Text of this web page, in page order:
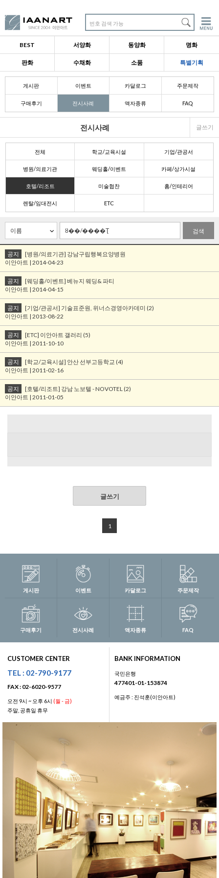
번호 검색 가능
BEST 서양화 동양화 명화
판화 수채화 소품 특별기획
게시판 이벤트 카달로그 주문제작
구매후기 전시사례 액자종류 FAQ
전시사례 글쓰기
전체 학교/교육시설 기업/관공서
병원/의료기관 웨딩홀/이벤트 카페/상가시설
호텔/리조트 미술협찬 홈/인테리어
렌탈/임대전시 ETC
검색
공지
[병원/의료기관] 강남구립행복요양병원
이안아트 | 2014-04-23
공지
[웨딩홀/이벤트] 베뉴지 웨딩& 파티
이안아트 | 2014-04-15
공지
[기업/관공서] 기술표준원, 위너스경영아카데미 (2)
이안아트 | 2013-08-22
공지
[ETC] 이안아트 갤러리 (5)
이안아트 | 2011-10-10
공지
[학교/교육시설] 안산 선부고등학교 (4)
이안아트 | 2011-02-16
공지
[호텔/리조트] 강남 노보텔 - NOVOTEL (2)
이안아트 | 2011-01-05
글쓰기
1
게시판 이벤트 카달로그 주문제작
구매후기 전시사례 액자종류 FAQ
CUSTOMER CENTER
TEL : 02-790-9177
FAX : 02-6020-9577
오전 9시 ~ 오후 6시 (월 - 금)
주말, 공휴일 휴무
BANK INFORMATION
국민은행
477401-01-153874
예금주 : 진석훈(이안아트)